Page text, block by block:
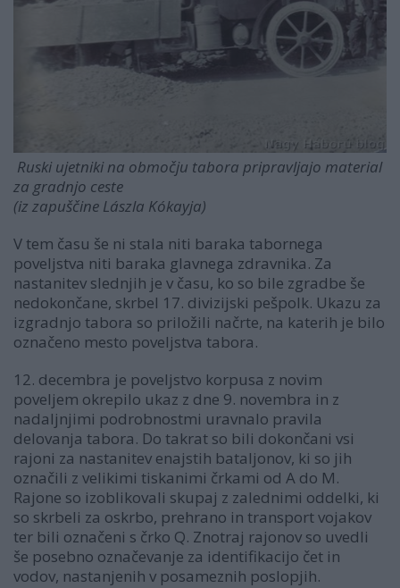
Ruski ujetniki na območju tabora pripravljajo material
za gradnjo ceste
(iz zapuščine Lászla Kókayja)
V tem času še ni stala niti baraka tabornega
poveljstva niti baraka glavnega zdravnika. Za
nastanitev slednjih je v času, ko so bile zgradbe še
nedokončane, skrbel 17. divizijski pešpolk. Ukazu za
izgradnjo tabora so priložili načrte, na katerih je bilo
označeno mesto poveljstva tabora.
12. decembra je poveljstvo korpusa z novim
poveljem okrepilo ukaz z dne 9. novembra in z
nadaljnjimi podrobnostmi uravnalo pravila
delovanja tabora. Do takrat so bili dokončani vsi
rajoni za nastanitev enajstih bataljonov, ki so jih
označili z velikimi tiskanimi črkami od A do M.
Rajone so izoblikovali skupaj z zalednimi oddelki, ki
so skrbeli za oskrbo, prehrano in transport vojakov
ter bili označeni s črko Q. Znotraj rajonov so uvedli
še posebno označevanje za identifikacijo čet in
vodov, nastanjenih v posameznih poslopjih.